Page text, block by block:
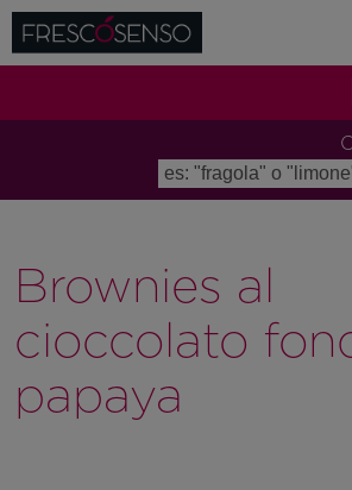
Brownies al
cioccolato
papaya